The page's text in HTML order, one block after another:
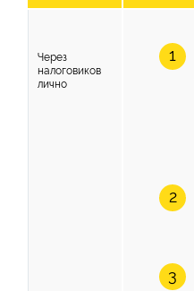
Через
налоговиков
лично